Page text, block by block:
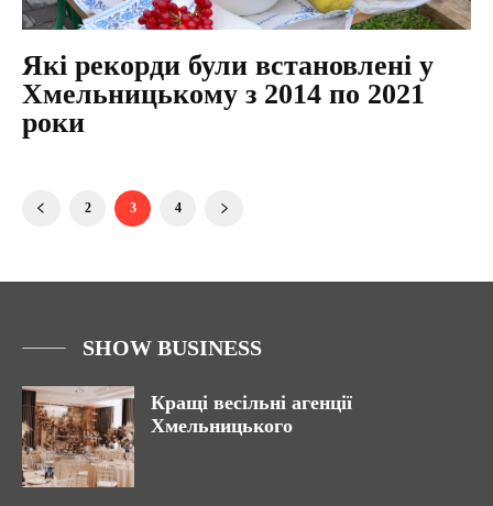
Які рекорди були встановлені у
Хмельницькому з 2014 по 2021
роки
2 3 4
SHOW BUSINESS
Кращі весільні агенції
Хмельницького